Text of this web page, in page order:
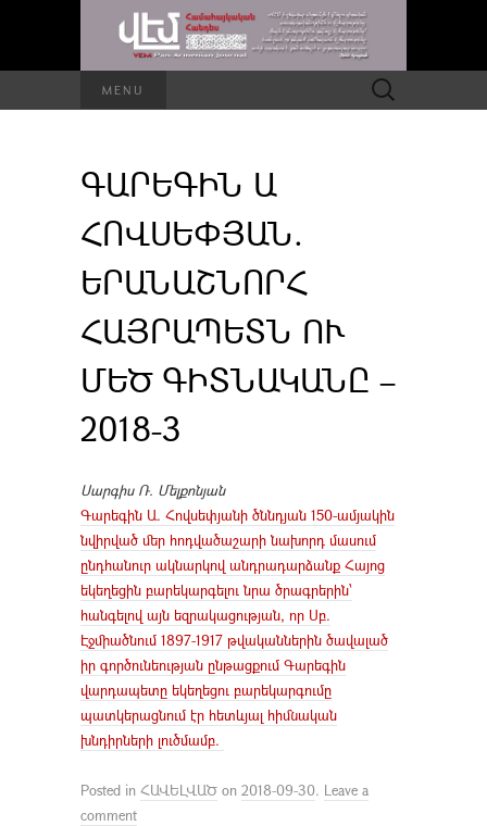
MENU Որոնել՝
ԳԱՐԵԳԻՆ Ա
ՀՈՎՍԵՓՅԱՆ.
ԵՐԱՆԱՇՆՈՐՀ
ՀԱՅՐԱՊԵՏՆ ՈՒ
ՄԵԾ ԳԻՏՆԱԿԱՆԸ –
2018-3
Սարգիս Ռ. Մելքոնյան
Գարեգին Ա. Հովսեփյանի ծննդյան 150-ամյակին
նվիրված մեր հոդվածաշարի նախորդ մասում
ընդհանուր ակնարկով անդրադարձանք Հայոց
եկեղեցին բարեկարգելու նրա ծրագրերին՝
հանգելով այն եզրակացության, որ Սբ.
Էջմիածնում 1897-1917 թվականներին ծավալած
իր գործունեության ընթացքում Գարեգին
վարդապետը եկեղեցու բարեկարգումը
պատկերացնում էր հետևյալ հիմնական
խնդիրների լուծմամբ.
Posted in ՀԱՎԵԼՎԱԾ on 2018-09-30. Leave a
comment